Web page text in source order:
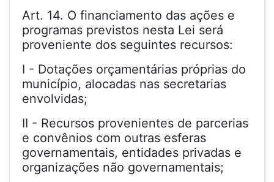
Art. 14. O financiamento das ações e
programas previstos nesta Lei será
proveniente dos seguintes recursos:
I - Dotações orçamentárias próprias do
município, alocadas nas secretarias
envolvidas;
II - Recursos provenientes de parcerias
e convênios com outras esferas
governamentais, entidades privadas e
organizações não governamentais;